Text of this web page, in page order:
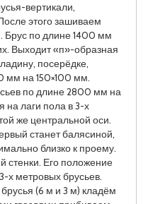
вертикали,
этого зашиваем
Брус по длине 1400 мм
Выходит «п»-образная
посерёдке,
мм на 150×100 мм.
по длине 2800 мм на
на лаги пола в 3-х
же центральной оси.
станет балясиной,
близко к проему.
стенки. Его положение
х метровых брусьев.
(6 м и 3 м) кладём